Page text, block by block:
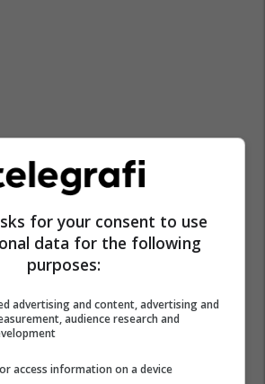
Rekrutët Gur
for your consent to use
data for the following
purposes:
advertising and content, advertising and
audience research and
access information on a device